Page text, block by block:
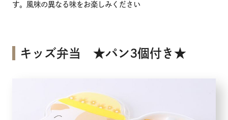
す。風味の異なる味をお楽しみください
キッズ弁当 ★パン3個付き★